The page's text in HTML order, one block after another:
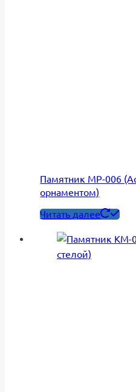
Памятник МР-006
орнаментом)
Читать далее